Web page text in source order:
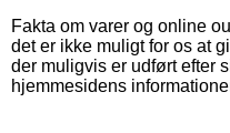
Fakta om varer og online
det er ikke muligt for os at
der muligvis er udført efter
hjemmesidens